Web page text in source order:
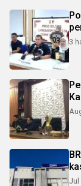
3
Jul